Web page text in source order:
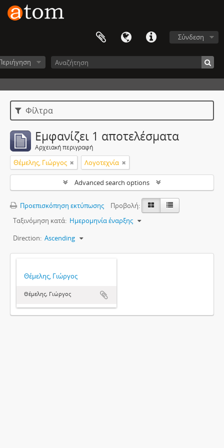
Σύνδεση
Φίλτρα
Εμφανίζει 1 αποτελέσματα
Αρχειακή περιγραφή
Θέμελης, Γιώργος Λογοτεχνία
Advanced search options
Προεπισκόπηση εκτύπωσης
Προβολή:
Ταξινόμηση κατά: Ημερομηνία έναρξης
Direction: Ascending
Θέμελης, Γιώργος
Θέμελης, Γιώργος